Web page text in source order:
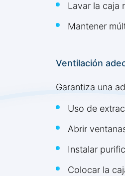
Lavar la caja
Mantener
Ventilación
Garantiza una
Uso de
Abrir
Instalar
Colocar la